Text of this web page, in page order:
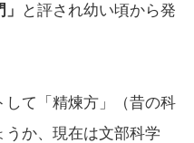
と評され幼い頃から発
て「精煉方」（昔の科
か、現在は文部科学